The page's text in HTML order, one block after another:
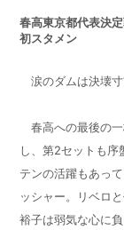
春高東京都代表決
初スタメン
涙のダムは決壊寸
春高への最後の
し、第2セットも序
テンの活躍もあっ
ッシャー。リベロ
裕子は弱気な心に負